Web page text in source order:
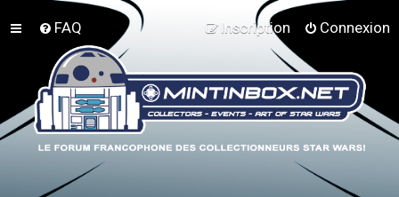
FAQ Connexion
Inscription